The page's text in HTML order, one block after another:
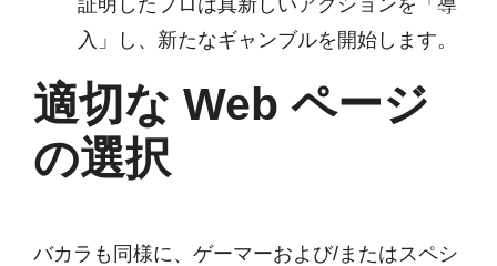
入」し、新たなギャンブルを開始します。
適切な Web ページ
の選択
バカラも同様に、ゲーマーおよび/またはスペシ